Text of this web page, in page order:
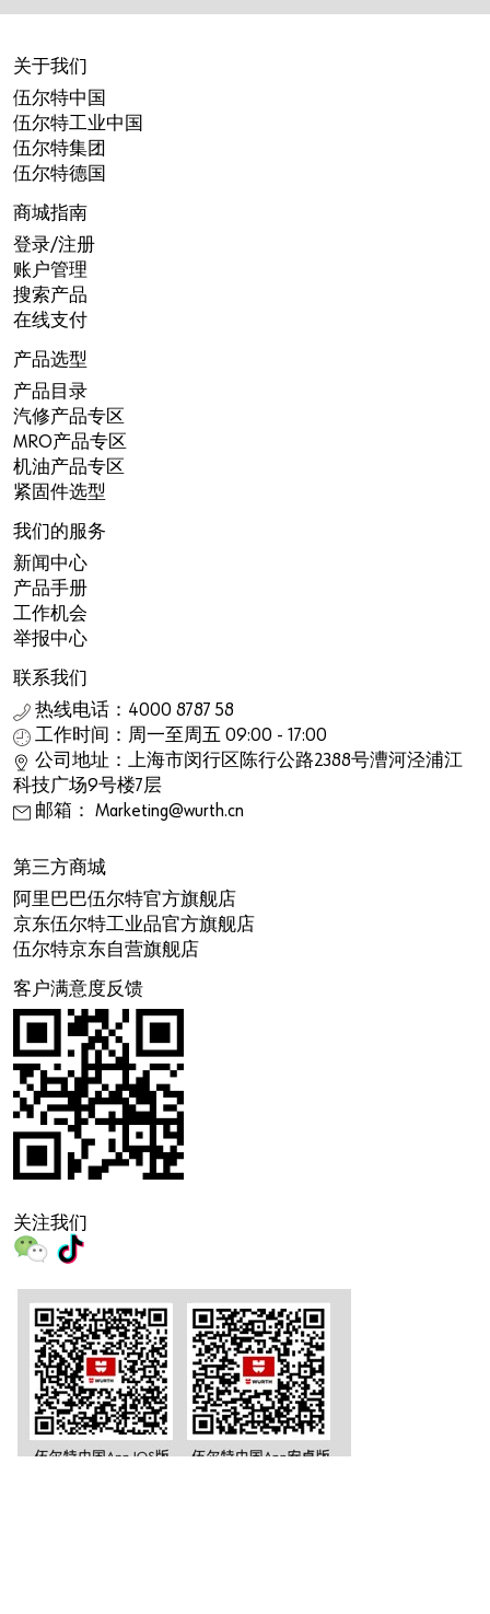
关于我们
伍尔特中国
伍尔特工业中国
伍尔特集团
伍尔特德国
商城指南
登录/注册
账户管理
搜索产品
在线支付
产品选型
产品目录
汽修产品专区
MRO产品专区
机油产品专区
紧固件选型
我们的服务
新闻中心
产品手册
工作机会
举报中心
联系我们
热线电话：4000 8787 58
工作时间：周一至周五 09:00 - 17:00
公司地址：上海市闵行区陈行公路2388号漕河泾浦江
科技广场9号楼7层
邮箱： Marketing@wurth.cn
第三方商城
阿里巴巴伍尔特官方旗舰店
京东伍尔特工业品官方旗舰店
伍尔特京东自营旗舰店
客户满意度反馈
关注我们